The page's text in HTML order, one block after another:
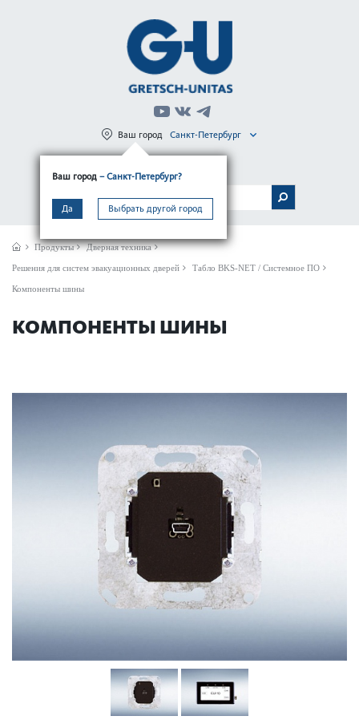
Ваш город – Санкт-Петербург?
Да Выбрать другой город
Ваш город Санкт-Петербург
МЕНЮ
Продукты Дверная техника
Решения для систем эвакуационных дверей Табло BKS-NET / Системное ПО
Компоненты шины
КОМПОНЕНТЫ ШИНЫ